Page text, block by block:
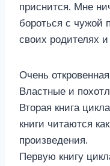
приснится. Мне
бороться с чужой
своих родителях
Очень
Властные и
Вторая книга
книги читаются
произведения.
Первую книгу